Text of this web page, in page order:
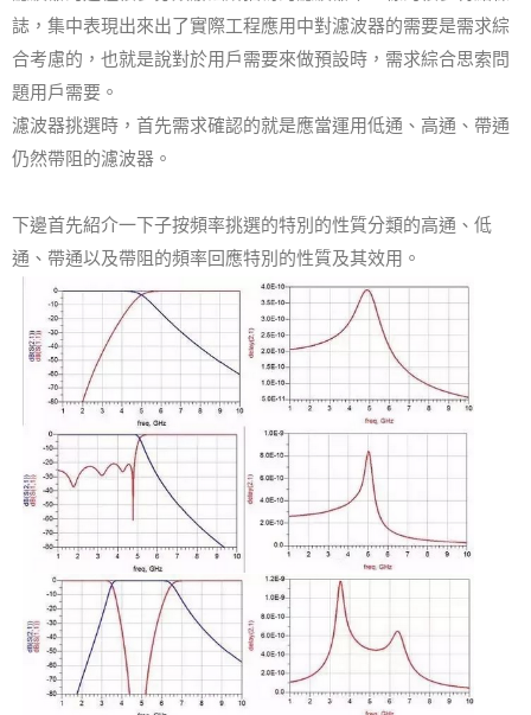
誌，集中表現出來出了實際工程應用中對濾波器的需要是需求綜
合考慮的，也就是說對於用戶需要來做預設時，需求綜合思索問
題用戶需要。
濾波器挑選時，首先需求確認的就是應當運用低通、高通、帶通
仍然帶阻的濾波器。
下邊首先紹介一下子按頻率挑選的特別的性質分類的高通、低
通、帶通以及帶阻的頻率回應特別的性質及其效用。